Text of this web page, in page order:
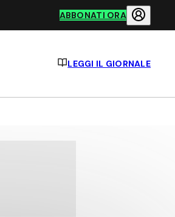
ABBONATI ORA
LEGGI IL GIORNALE